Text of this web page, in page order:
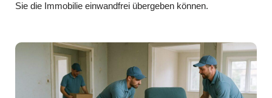
Sie die Immobilie einwandfrei übergeben können.